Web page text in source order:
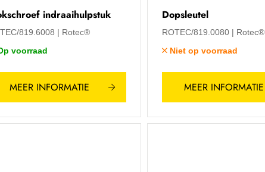
indraaihulpstuk
819.6008
Rotec®
voorraad
MEER INFORMATIE
Dopsleutel
ROTEC/819.0080
Rotec®
Niet op voorraad
MEER INFORMATIE